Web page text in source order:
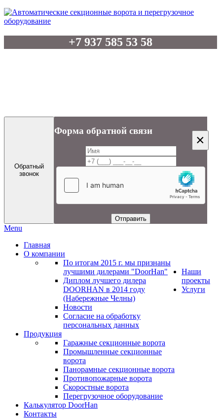
+7 937 585 53 58
Обратный
звонок
Форма обратной связи
×
Отправить
Menu
Главная
О компании
По итогам 2015 г. мы признаны
лучшими дилерами "DoorHan"
Диплом лучшего дилера
DOORHAN в 2014 году
(Набережные Челны)
Новости
Согласие на обработку
персональных данных
Наши
проекты
Услуги
Продукция
Гаражные секционные ворота
Промышленные секционные
ворота
Панорамные секционные ворота
Противопожарные ворота
Скоростные ворота
Перегрузочное оборудование
Калькулятор DoorHan
Контакты